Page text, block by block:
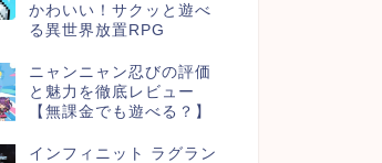
かわいい！サクッと遊べ
る異世界放置RPG
ニャンニャン忍びの評価
と魅力を徹底レビュー
【無課金でも遊べる？】
インフィニット ラグラン